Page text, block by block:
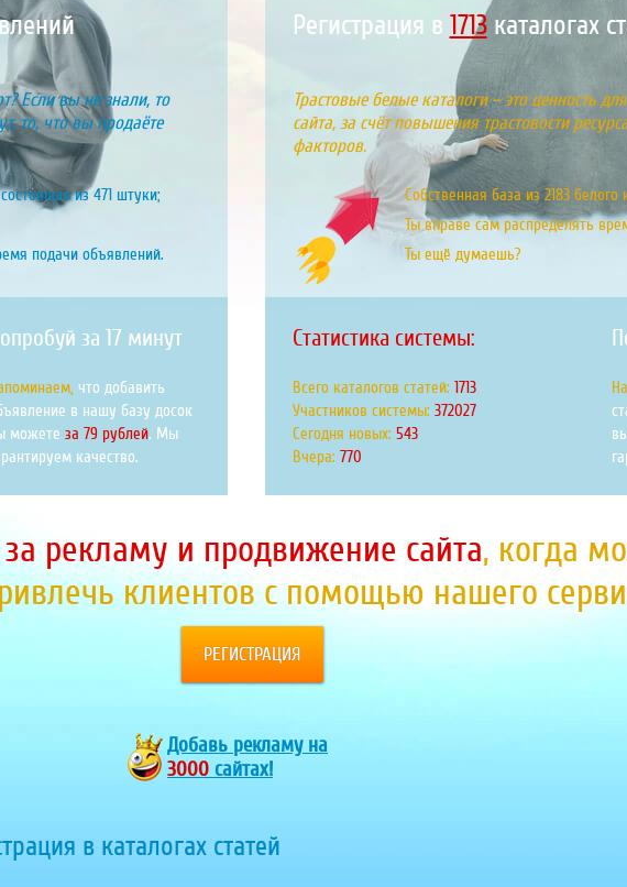
Если вы не знали, то
то, что вы продаёте
из 471 штуки;
подачи объявлений.
за 17 минут
что добавить
в нашу базу досок
можете за 79 рублей. Мы
качество.
Регистрация в 1992 каталогах
Трастовые белые каталоги – это ценность
сайта, за счёт повышения трастовости
факторов.
Собственная база из 2183 белого
Ты вправе сам распределять
Ты ещё думаешь?
Статистика системы:
Всего каталогов статей: 1992
Участников системы: 432523
Сегодня новых: 631
Вчера: 895
рекламу и продвижение сайта, когда
клиентов с помощью нашего
РЕГИСТРАЦИЯ
Добавь рекламу на
3000 сайтах!
в каталогах статей